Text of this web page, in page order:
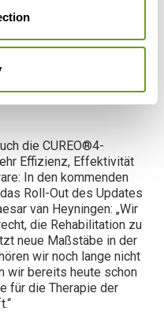
die CUREO®4-
Effizienz, Effektivität
In den kommenden
Roll-Out des Updates
van Heyningen: „Wir
die Rehabilitation zu
neue Maßstäbe in der
wir noch lange nicht
wir bereits heute schon
für die Therapie der